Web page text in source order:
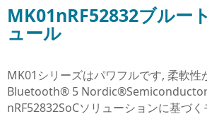
MK01nRF52832ブルー
ュール
MK01シリーズはパワフルです, 柔軟性
Bluetooth® 5 Nordic®Semiconductor
nRF52832SoCソリューションに基づ